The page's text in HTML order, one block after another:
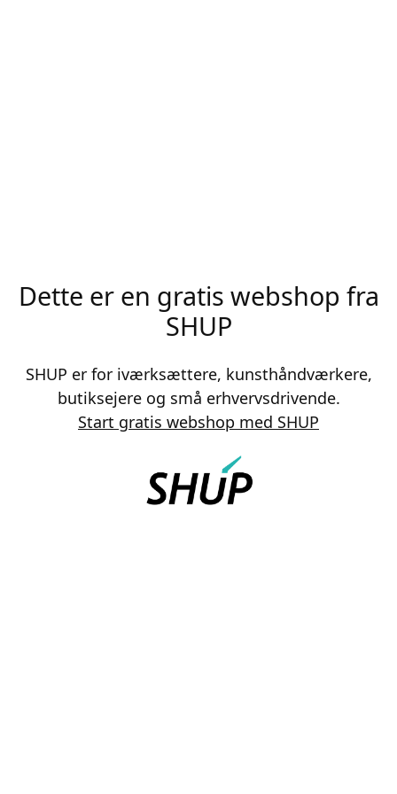
Dette er en gratis webshop fra
SHUP
SHUP er for iværksættere, kunsthåndværkere,
butiksejere og små erhvervsdrivende.
Start gratis webshop med SHUP